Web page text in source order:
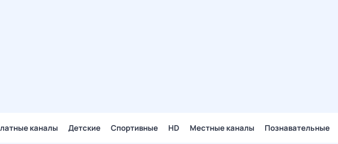
каналы Детские Спортивные HD Местные каналы Познавательные